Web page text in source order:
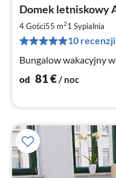
Domek letniskowy
4 Gości55 m21 Sypialnia
10 recenzji
Bungalow wakacyjny
od 81€/ noc